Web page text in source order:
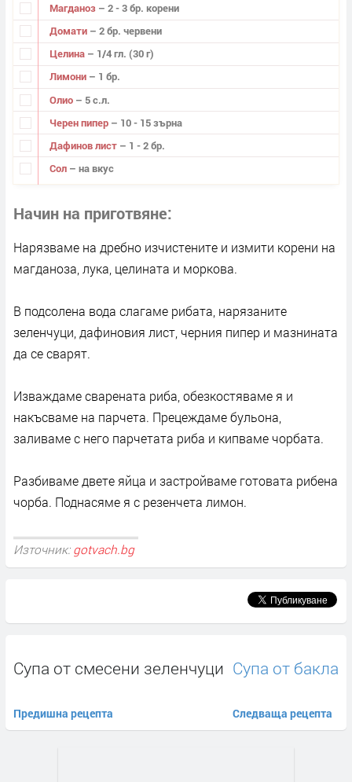
Магданоз – 2 - 3 бр. корени
Домати – 2 бр. червени
Целина – 1/4 гл. (30 г)
Лимони – 1 бр.
Олио – 5 с.л.
Черен пипер – 10 - 15 зърна
Дафинов лист – 1 - 2 бр.
Сол – на вкус
Начин на приготвяне
Нарязваме на дребно изчистените и измити корени на
магданоза, лука, целината и моркова.
В подсолена вода слагаме рибата, нарязаните
зеленчуци, дафиновия лист, черния пипер и мазнината
да се сварят.
Изваждаме сварената риба, обезкостяваме я и
накъсваме на парчета. Прецеждаме бульона,
заливаме с него парчетата риба и кипваме чорбата.
Разбиваме двете яйца и застройваме готовата рибена
чорба. Поднасяме я с резенчета лимон.
Източник: gotvach.bg
Супа от смесени зеленчуци
Предишна рецепта
Супа от бакла
Следваща рецепта